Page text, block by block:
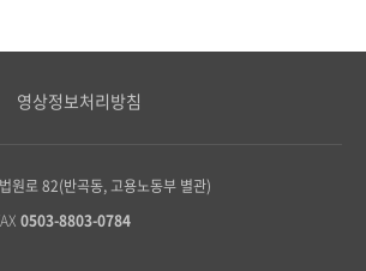
영상정보처리방침
원로 82(반곡동, 고용노동부 별관)
0503-8803-0784